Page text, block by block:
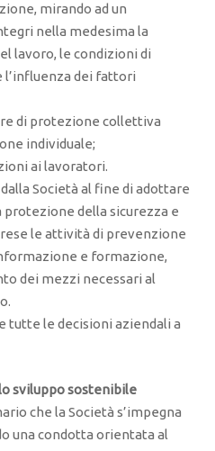
mirando ad un
nella medesima la
lavoro, le condizioni di
l’influenza dei fattori
di protezione collettiva
individuale;
ai lavoratori.
Società al fine di adottare
protezione della sicurezza e
le attività di prevenzione
e formazione,
dei mezzi necessari al
tutte le decisioni aziendali a
sviluppo sostenibile
che la Società s’impegna
una condotta orientata al